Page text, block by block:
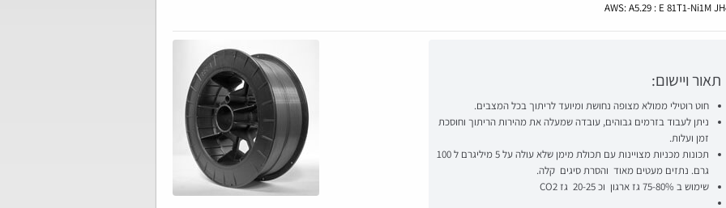
AWS: A5.29 : E 81T1-Ni1M
תאור ויישום:
חוט רוטילי ממולא מצופה נחושת ומיועד לריתוך בכל המצבים.
ניתן לעבוד בזרמים גבוהים, עובדה שמעלה את מהירות הריתוך וחוסכת
זמן ועלות.
תכונות מכניות מצויינות עם תכולת מימן שלא עולה על 5 מיליגרם ל 100
גרם. נתזים מעטים מאוד והסרת סיגים קלה.
שימוש ב 75-80% גז ארגון וכ 20-25 גז CO2